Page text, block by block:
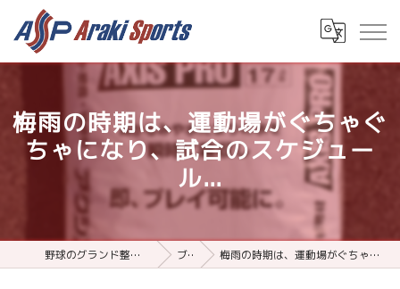
梅雨の時期は、運動場がぐちゃぐ
ちゃになり、試合のスケジュー
ル...
野球のグランド整備用品ならアラキスポーツ ブログ 梅雨の時期は、運動場がぐちゃぐちゃになり、試合のスケジュール...